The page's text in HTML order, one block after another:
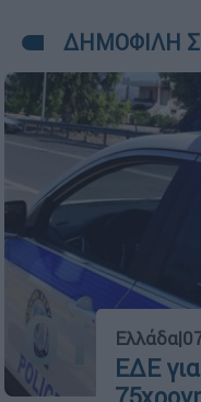
ΔΗΜΟΦΙΛΗ
01 Ελλάδα|
ΕΔΕ